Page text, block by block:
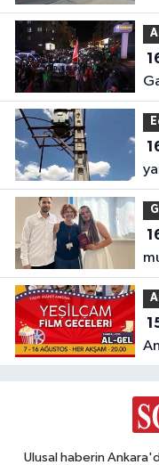
Ulusal haberin